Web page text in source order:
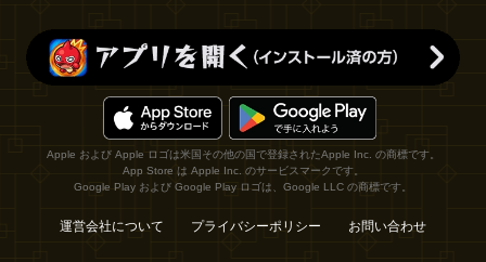
Apple および Apple ロゴは米国その他の国で登録されたApple Inc. の商標です。
App Store は Apple Inc. のサービスマークです。
Google Play および Google Play ロゴは、Google LLC の商標です。
運営会社について プライバシーポリシー お問い合わせ